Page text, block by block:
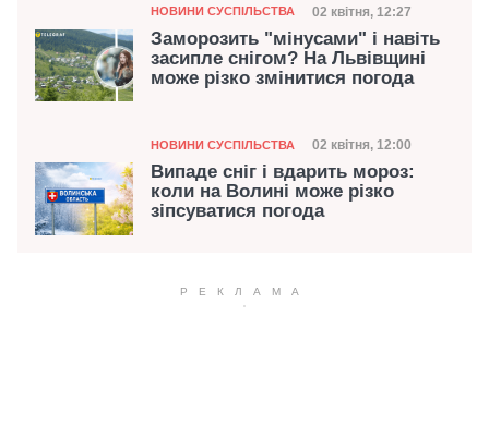
Категорія
НОВИНИ СУСПІЛЬСТВА Дата публікації
02 квітня, 12:27
Заморозить "мінусами" і навіть
засипле снігом? На Львівщині
може різко змінитися погода
Категорія
НОВИНИ СУСПІЛЬСТВА Дата публікації
02 квітня, 12:00
Випаде сніг і вдарить мороз:
коли на Волині може різко
зіпсуватися погода